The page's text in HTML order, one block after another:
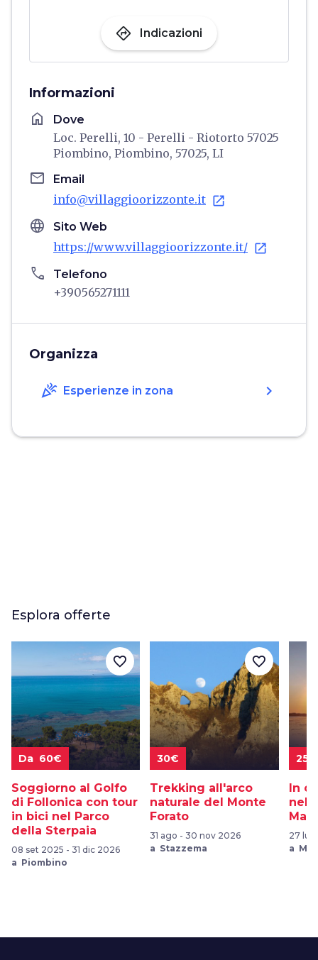
directions Indicazioni
Informazioni
home Dove
Loc. Perelli, 10 - Perelli - Riotorto 57025
Piombino, Piombino, 57025, LI
email Email
info@villaggioorizzonte.it open_in_new
language Sito Web
https://www.villaggioorizzonte.it/ open_in_new
phone Telefono
+390565271111
Organizza
celebration Esperienze in zona chevron_right
Esplora offerte
Da 60€
Soggiorno al Golfo
di Follonica con tour
in bici nel Parco
della Sterpaia
08 set 2025 - 31 dic 2026
a Piombino
favorite_border
30€
Trekking all'arco
naturale del Monte
Forato
31 ago - 30 nov 2026
a Stazzema
favorite_border
25€
In
nel
27
a